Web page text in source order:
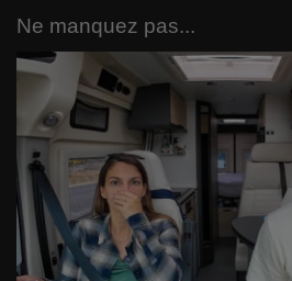
Voyages
Espace
Automobile
Ne manquez pas...